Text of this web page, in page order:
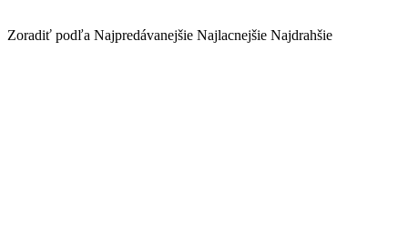
Zoradiť podľa Najpredávanejšie Najlacnejšie Najdrahšie